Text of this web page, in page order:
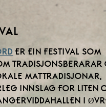
ER EIN FESTIVAL SOM
TRADISJONSBERARAR
MATTRADISJONAR,
INNSLAG FOR LITEN
I